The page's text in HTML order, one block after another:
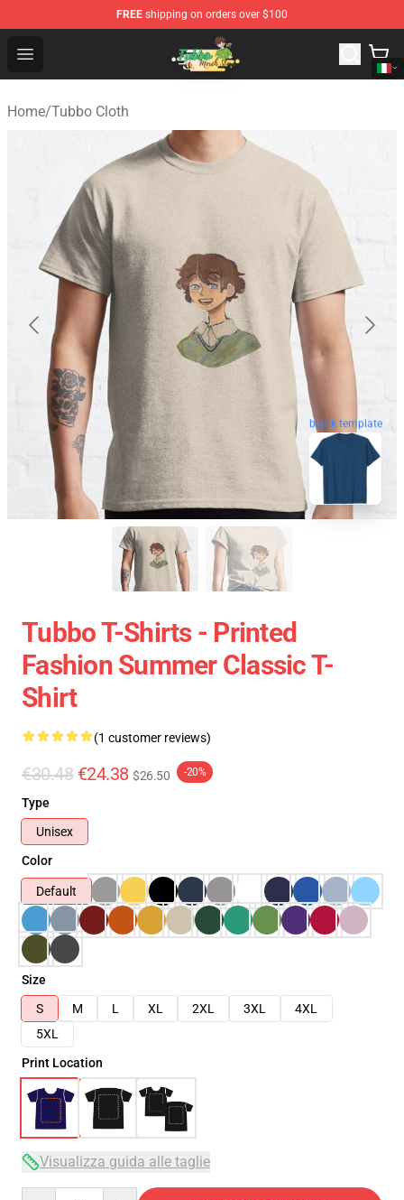
FREE shipping on orders over $100
Open menu
Tubbo Store - Official Tubbo Merchandise Shop
Home/Tubbo Cloth
blank template
Tubbo T-Shirts - Printed
Fashion Summer Classic T-
Shirt
(1 customer reviews)
€30.48 €24.38 $26.50 -20%
Type
Unisex
Color
Default
Size
S
M L XL 2XL 3XL
4XL
5XL
Print Location
Visualizza guida alle taglie